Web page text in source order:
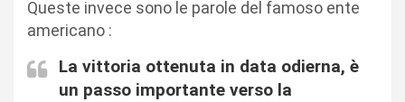
Queste invece sono le parole del famoso ente
americano :
La vittoria ottenuta in data odierna, è
un passo importante verso la